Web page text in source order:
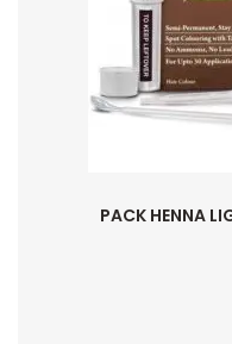
PACK HENNA